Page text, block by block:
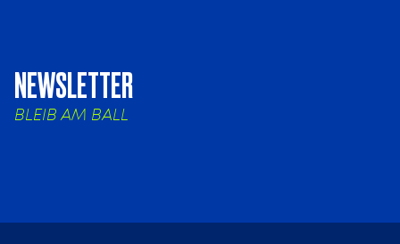
NEWSLETTER
BLEIB AM BALL